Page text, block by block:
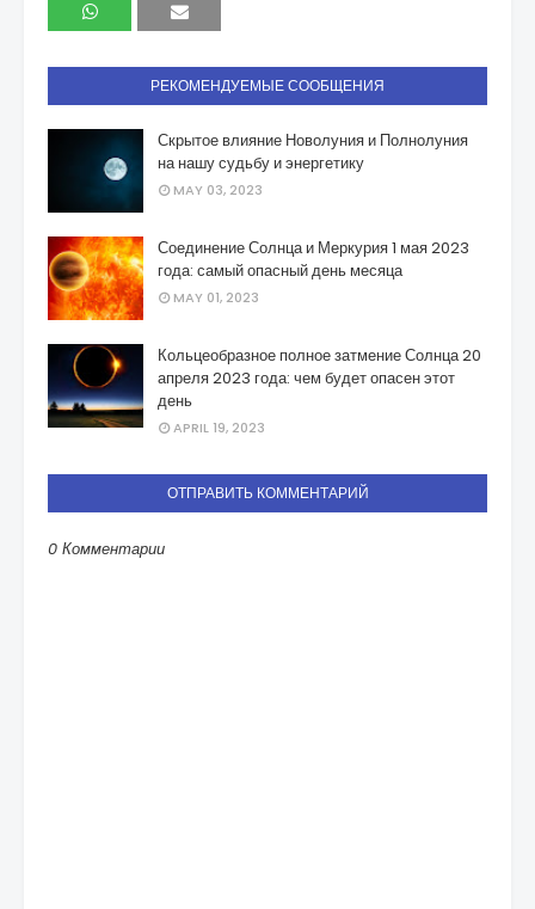
РЕКОМЕНДУЕМЫЕ СООБЩЕНИЯ
Скрытое влияние Новолуния и Полнолуния
на нашу судьбу и энергетику
MAY 03, 2023
Соединение Солнца и Меркурия 1 мая 2023
года: самый опасный день месяца
MAY 01, 2023
Кольцеобразное полное затмение Солнца 20
апреля 2023 года: чем будет опасен этот
день
APRIL 19, 2023
ОТПРАВИТЬ КОММЕНТАРИЙ
0 Комментарии